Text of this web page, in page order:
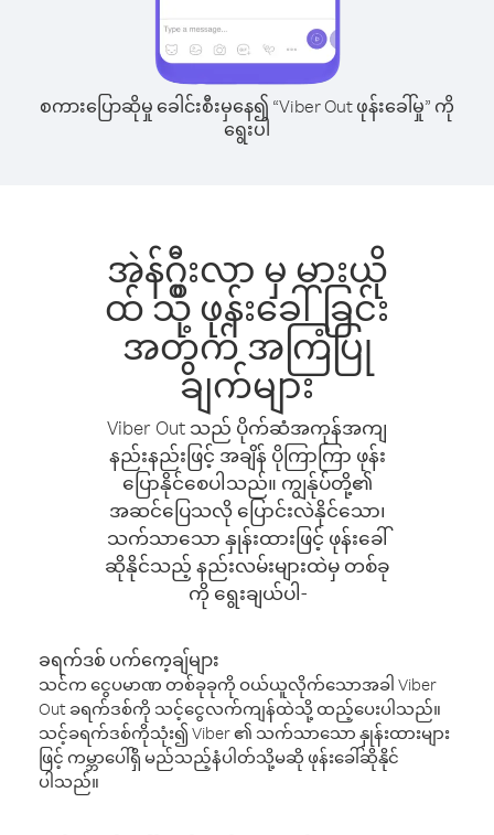
စကားပြောဆိုမှု ခေါင်းစီးမှနေ၍ “Viber Out ဖုန်းခေါ်မှု” ကို
ရွေးပါ
အဲန်ဂွီးလာ မှ မားယို
ထ် သို့ ဖုန်းခေါ်ခြင်း
အတွက် အကြံပြု
ချက်များ
Viber Out သည် ပိုက်ဆံအကုန်အကျ
နည်းနည်းဖြင့် အချိန် ပိုကြာကြာ ဖုန်း
ပြောနိုင်စေပါသည်။ ကျွန်ုပ်တို့၏
အဆင်ပြေသလို ပြောင်းလဲနိုင်သော၊
သက်သာသော နှုန်းထားဖြင့် ဖုန်းခေါ်
ဆိုနိုင်သည့် နည်းလမ်းများထဲမှ တစ်ခု
ကို ရွေးချယ်ပါ-
ခရက်ဒစ် ပက်ကေ့ချ်များ
သင်က ငွေပမာဏ တစ်ခုခုကို ဝယ်ယူလိုက်သောအခါ Viber
Out ခရက်ဒစ်ကို သင့်ငွေလက်ကျန်ထဲသို့ ထည့်ပေးပါသည်။
သင့်ခရက်ဒစ်ကိုသုံး၍ Viber ၏ သက်သာသော နှုန်းထားများ
ဖြင့် ကမ္ဘာပေါ်ရှိ မည်သည့်နံပါတ်သို့မဆို ဖုန်းခေါ်ဆိုနိုင်
ပါသည်။